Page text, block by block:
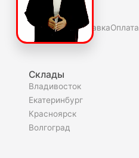
Покупателю
Как купить ДоставкаОплата
Склады
Владивосток
Екатеринбург
Красноярск
Волгоград